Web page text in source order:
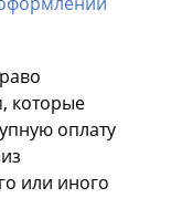
которые
оплату
или иного